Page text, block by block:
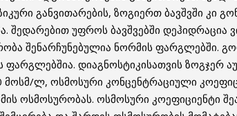
განვითარების, ზოგიერთ ბავშვში კი
შედარებით უფროს ბავშვებში დეჰიდრაცია
შენარჩუნებულია ნორმის ფარგლებში.
ფარგლებშია. დიაგნოსტიკისათვის ზოგჯერ
ლ, ოსმოსური კონცენტრაციული
ოსმოსურობას. ოსმოსური კოეფიციენტი